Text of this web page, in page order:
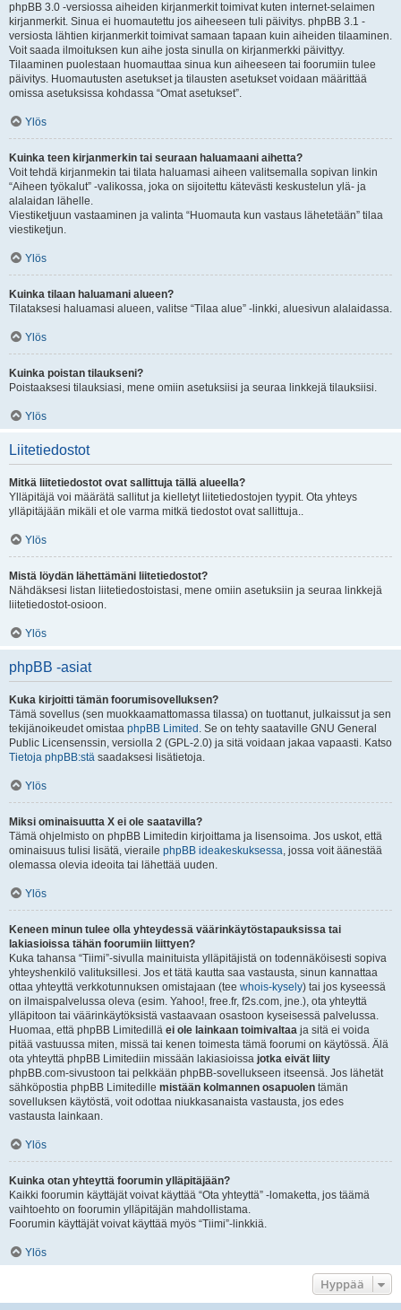
phpBB 3.0 -versiossa aiheiden kirjanmerkit toimivat kuten internet-selaimen
kirjanmerkit. Sinua ei huomautettu jos aiheeseen tuli päivitys. phpBB 3.1 -
versiosta lähtien kirjanmerkit toimivat samaan tapaan kuin aiheiden tilaaminen.
Voit saada ilmoituksen kun aihe josta sinulla on kirjanmerkki päivittyy.
Tilaaminen puolestaan huomauttaa sinua kun aiheeseen tai foorumiin tulee
päivitys. Huomautusten asetukset ja tilausten asetukset voidaan määrittää
omissa asetuksissa kohdassa “Omat asetukset”.
Ylös
Kuinka teen kirjanmerkin tai seuraan haluamaani aihetta?
Voit tehdä kirjanmekin tai tilata haluamasi aiheen valitsemalla sopivan linkin
“Aiheen työkalut” -valikossa, joka on sijoitettu kätevästi keskustelun ylä- ja
alalaidan lähelle.
Viestiketjuun vastaaminen ja valinta “Huomauta kun vastaus lähetetään” tilaa
viestiketjun.
Ylös
Kuinka tilaan haluamani alueen?
Tilataksesi haluamasi alueen, valitse “Tilaa alue” -linkki, aluesivun alalaidassa.
Ylös
Kuinka poistan tilaukseni?
Poistaaksesi tilauksiasi, mene omiin asetuksiisi ja seuraa linkkejä tilauksiisi.
Ylös
Liitetiedostot
Mitkä liitetiedostot ovat sallittuja tällä alueella?
Ylläpitäjä voi määrätä sallitut ja kielletyt liitetiedostojen tyypit. Ota yhteys
ylläpitäjään mikäli et ole varma mitkä tiedostot ovat sallittuja..
Ylös
Mistä löydän lähettämäni liitetiedostot?
Nähdäksesi listan liitetiedostoistasi, mene omiin asetuksiin ja seuraa linkkejä
liitetiedostot-osioon.
Ylös
phpBB -asiat
Kuka kirjoitti tämän foorumisovelluksen?
Tämä sovellus (sen muokkaamattomassa tilassa) on tuottanut, julkaissut ja sen
tekijänoikeudet omistaa phpBB Limited . Se on tehty saataville GNU General
Public Licensenssin, versiolla 2 (GPL-2.0) ja sitä voidaan jakaa vapaasti. Katso
Tietoja phpBB:stä saadaksesi lisätietoja.
Ylös
Miksi ominaisuutta X ei ole saatavilla?
Tämä ohjelmisto on phpBB Limitedin kirjoittama ja lisensoima. Jos uskot, että
ominaisuus tulisi lisätä, vieraile phpBB ideakeskuksessa, jossa voit äänestää
olemassa olevia ideoita tai lähettää uuden.
Ylös
Keneen minun tulee olla yhteydessä väärinkäytöstapauksissa tai
lakiasioissa tähän foorumiin liittyen?
Kuka tahansa “Tiimi”-sivulla mainituista ylläpitäjistä on todennäköisesti sopiva
yhteyshenkilö valituksillesi. Jos et tätä kautta saa vastausta, sinun kannattaa
ottaa yhteyttä verkkotunnuksen omistajaan (tee whois-kysely) tai jos kyseessä
on ilmaispalvelussa oleva (esim. Yahoo!, free.fr, f2s.com, jne.), ota yhteyttä
ylläpitoon tai väärinkäytöksistä vastaavaan osastoon kyseisessä palvelussa.
Huomaa, että phpBB Limitedillä ei ole lainkaan toimivaltaa ja sitä ei voida
pitää vastuussa miten, missä tai kenen toimesta tämä foorumi on käytössä. Älä
ota yhteyttä phpBB Limitediin missään lakiasioissa jotka eivät liity
phpBB.com-sivustoon tai pelkkään phpBB-sovellukseen itseensä. Jos lähetät
sähköpostia phpBB Limitedille mistään kolmannen osapuolen tämän
sovelluksen käytöstä, voit odottaa niukkasanaista vastausta, jos edes
vastausta lainkaan.
Ylös
Kuinka otan yhteyttä foorumin ylläpitäjään?
Kaikki foorumin käyttäjät voivat käyttää “Ota yhteyttä” -lomaketta, jos täämä
vaihtoehto on foorumin ylläpitäjän mahdollistama.
Foorumin käyttäjät voivat käyttää myös “Tiimi”-linkkiä.
Ylös
Hyppää